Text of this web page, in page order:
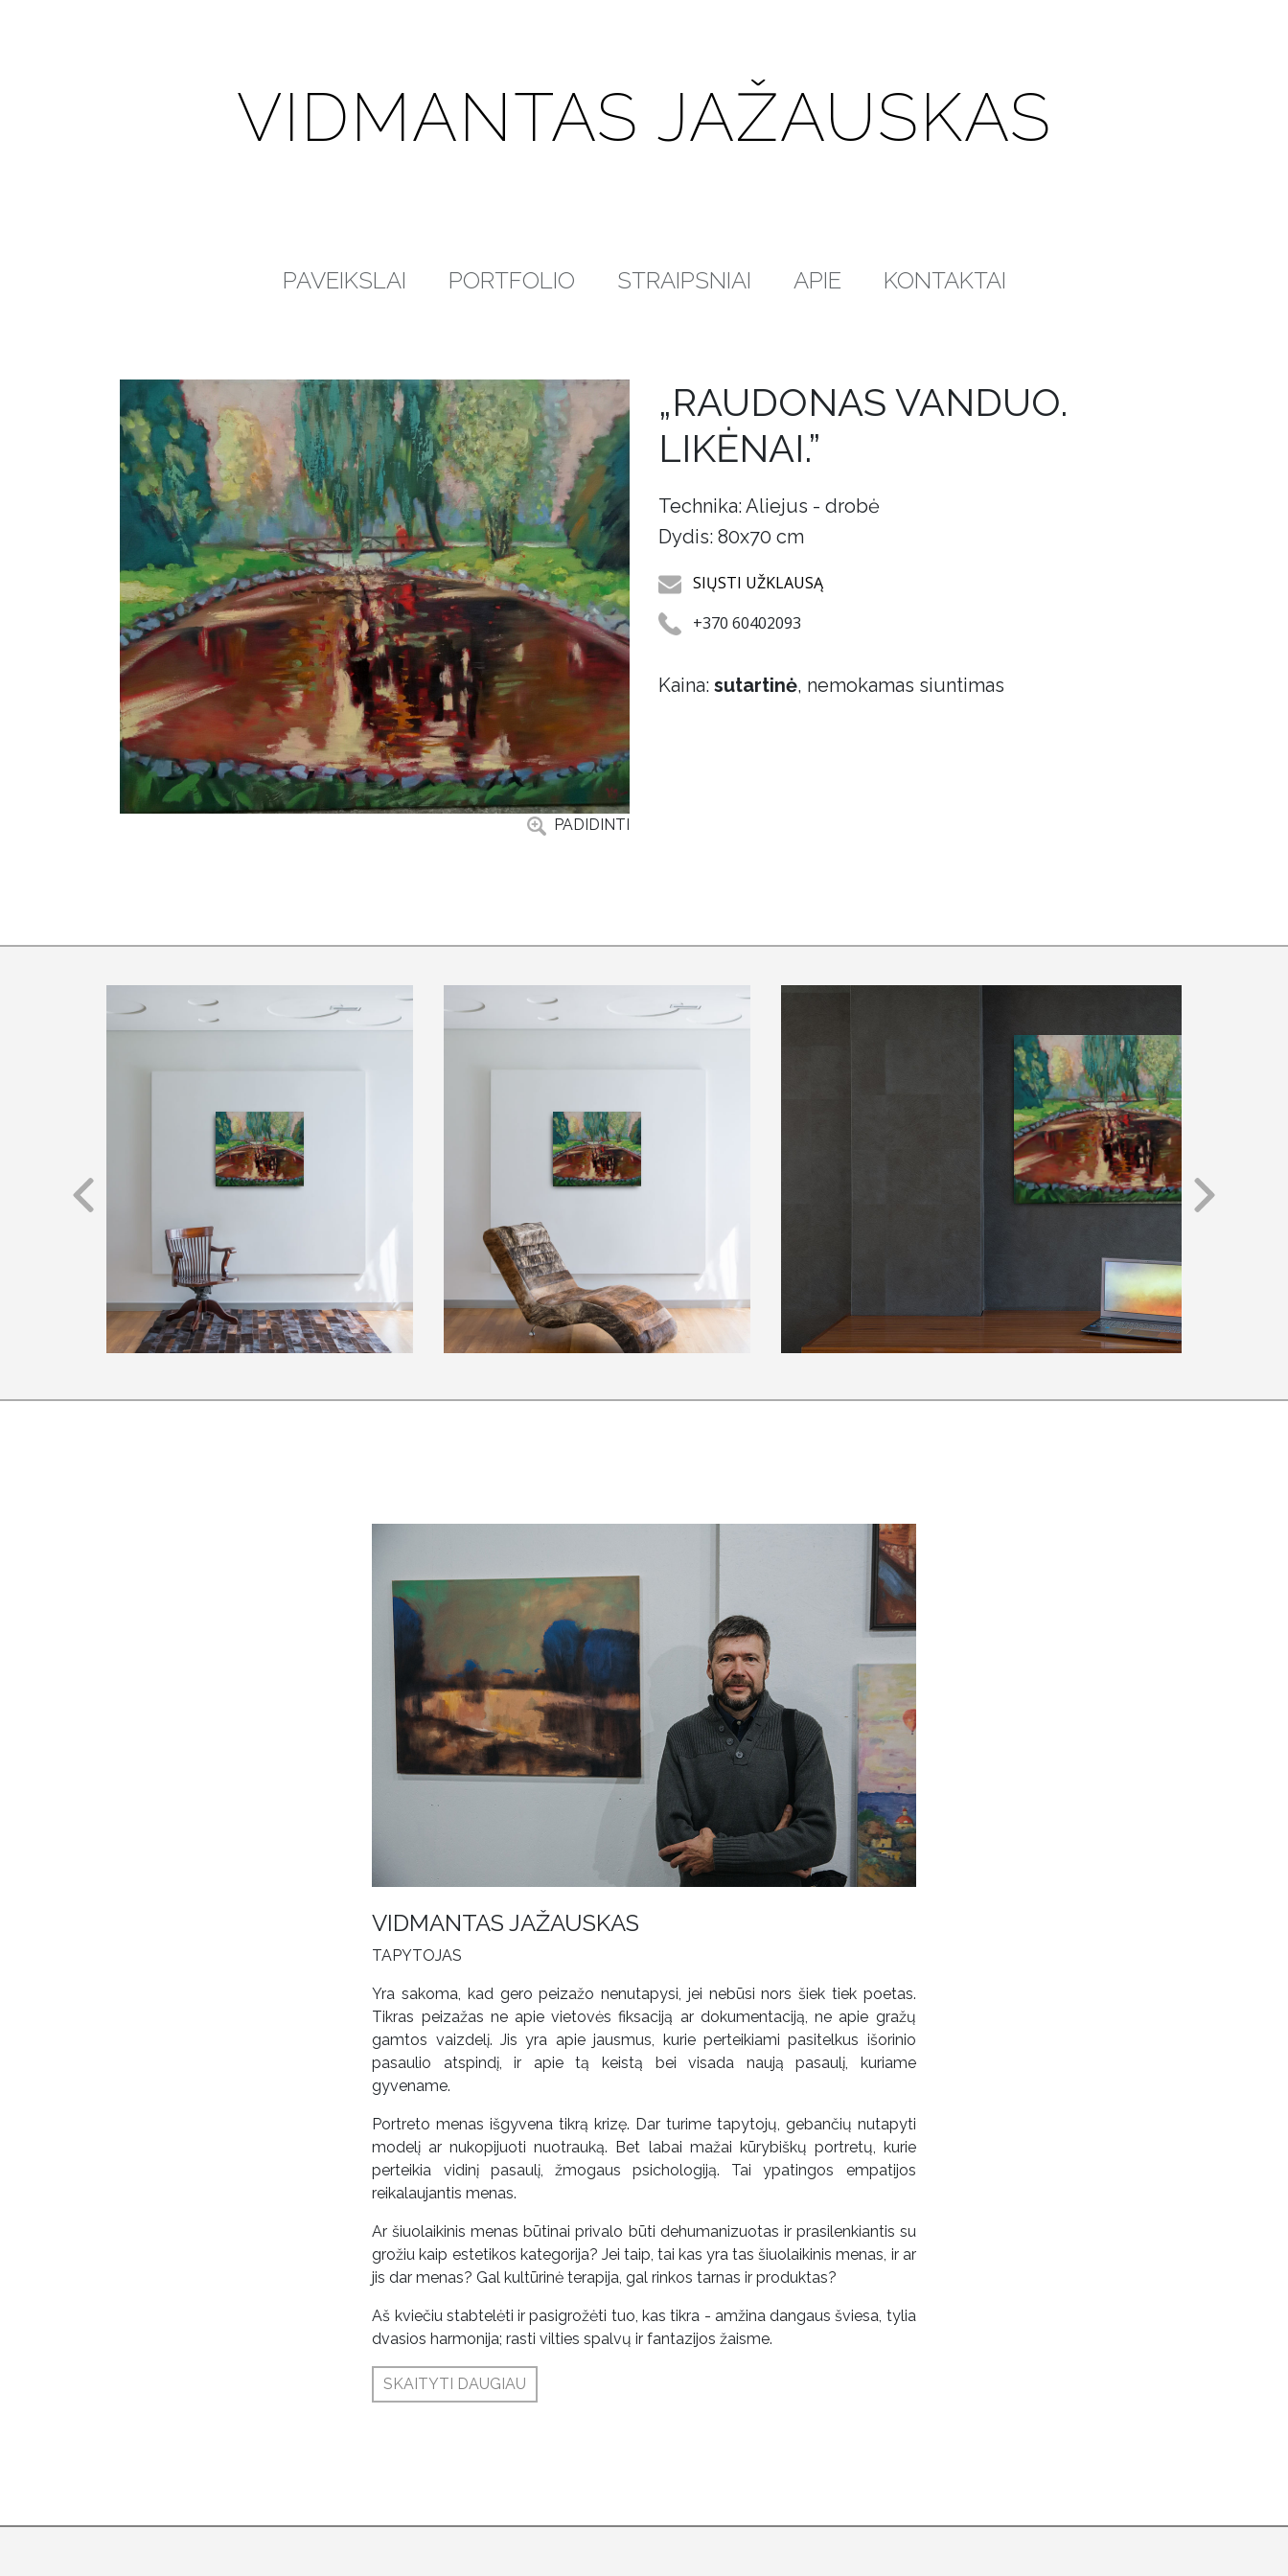
VIDMANTAS JAŽAUSKAS
PAVEIKSLAI PORTFOLIO STRAIPSNIAI APIE KONTAKTAI
PADIDINTI
„RAUDONAS VANDUO.
LIKĖNAI.”
Technika: Aliejus - drobė
Dydis: 80x70 cm
SIŲSTI UŽKLAUSĄ
+370 60402093
Kaina: sutartinė, nemokamas siuntimas
VIDMANTAS JAŽAUSKAS
TAPYTOJAS
Yra sakoma, kad gero peizažo nenutapysi, jei nebūsi nors šiek tiek poetas.
Tikras peizažas ne apie vietovės fiksaciją ar dokumentaciją, ne apie gražų
gamtos vaizdelį. Jis yra apie jausmus, kurie perteikiami pasitelkus išorinio
pasaulio atspindį, ir apie tą keistą bei visada naują pasaulį, kuriame
gyvename.
Portreto menas išgyvena tikrą krizę. Dar turime tapytojų, gebančių nutapyti
modelį ar nukopijuoti nuotrauką. Bet labai mažai kūrybiškų portretų, kurie
perteikia vidinį pasaulį, žmogaus psichologiją. Tai ypatingos empatijos
reikalaujantis menas.
Ar šiuolaikinis menas būtinai privalo būti dehumanizuotas ir prasilenkiantis su
grožiu kaip estetikos kategorija? Jei taip, tai kas yra tas šiuolaikinis menas, ir ar
jis dar menas? Gal kultūrinė terapija, gal rinkos tarnas ir produktas?
Aš kviečiu stabtelėti ir pasigrožėti tuo, kas tikra - amžina dangaus šviesa, tylia
dvasios harmonija; rasti vilties spalvų ir fantazijos žaisme.
SKAITYTI DAUGIAU